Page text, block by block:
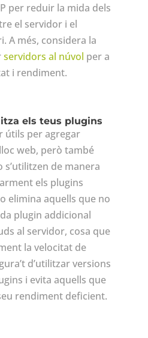
per reduir la mida dels
el servidor i el
A més, considera la
servidors al núvol per a
i rendiment.
els teus plugins
útils per agregar
web, però també
de manera
els plugins
elimina aquells que no
plugin addicional
al servidor, cosa que
la velocitat de
d’utilitzar versions
i evita aquells que
rendiment deficient.